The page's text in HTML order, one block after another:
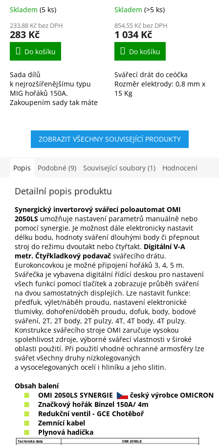
Skladem (5 ks)
233,88 Kč bez DPH
283 Kč
Do košíku
Sada dílů
k nejrozšířenějšímu typu
MIG hořáků 150A.
Zakoupením sady tak máte
Skladem (>5 ks)
854,55 Kč bez DPH
1 034 Kč
Do košíku
Svářecí drát do ceóčka
Rozměr elektrody: 0,8 mm x
15 Kg
ZOBRAZIT VŠECHNY SOUVISEJÍCÍ PRODUKTY
Popis Podobné (9) Související soubory (1) Hodnocení
Detailní popis produktu
Synergický invertorový svářecí poloautomat OMI
2050LS umožňuje nastavení parametrů manuálně nebo
pomocí synergie. Je možnost dále elektronicky nastavit
délku bodu, hodnoty sváření dlouhými body či přepnout
stroj do režimu dvoutakt nebo čtyřtakt. Digitální V-A
metr. Čtyřkladkový podavač svářecího drátu.
Eurokoncovkou je možné připojení hořáků 3, 4, 5 m.
Svářečka je vybavena digitální řídící deskou pro nastavení
všech funkcí pomocí tlačítek a zobrazuje průběh sváření
na dvou samostatných displejích. Lze nastavit funkce:
předfuk, výlet/náběh proudu, nastavení elektronické
tlumivky, dohoření/doběh proudu, dofuk, body, bodové
sváření, 2T, 2T body, 2T pulzy, 4T, 4T body, 4T pulzy.
Konstrukce svářecího stroje OMI zaručuje vysokou
spolehlivost zdroje, výborné svářecí vlastnosti v široké
oblasti použití. Při použití vhodné ochranné armosféry lze
svářet všechny druhy nízkolegovaných
a vysocelegovaných ocelí i hliníku a jeho slitin.
Obsah balení
OMI 2050LS SYNERGIE
český výrobce OMICRON
Značkový hořák Binzel 150A/ 4m
Redukční ventil - GCE Chotěboř
Zemnící kabel
Plynová hadička